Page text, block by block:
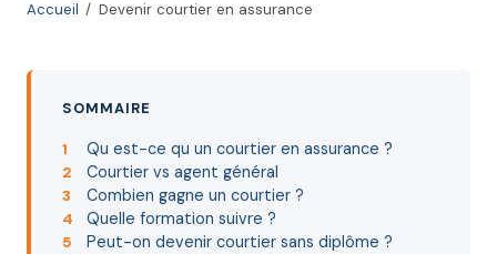
Accueil / Devenir courtier en assurance
SOMMAIRE
1 Qu est-ce qu un courtier en assurance ?
2 Courtier vs agent général
3 Combien gagne un courtier ?
4 Quelle formation suivre ?
5 Peut-on devenir courtier sans diplôme ?